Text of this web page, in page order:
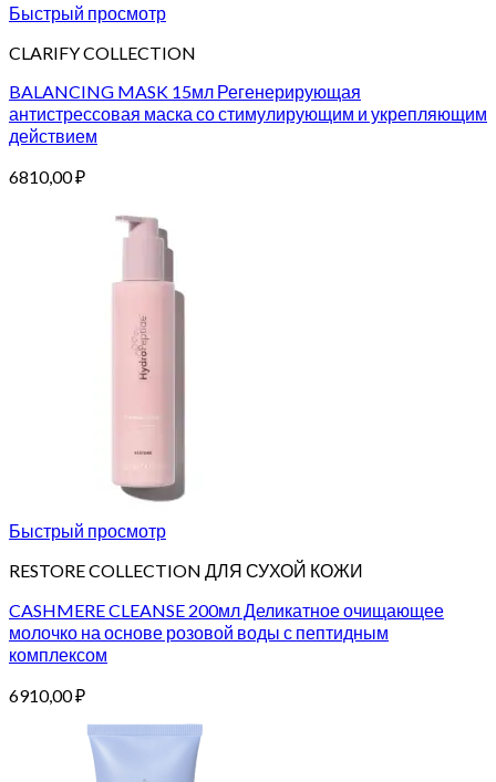
Быстрый просмотр
CLARIFY COLLECTION
BALANCING MASK 15мл Регенерирующая
антистрессовая маска со стимулирующим и укрепляющим
действием
6810,00₽
Быстрый просмотр
RESTORE COLLECTION ДЛЯ СУХОЙ КОЖИ
CASHMERE CLEANSE 200мл Деликатное очищающее
молочко на основе розовой воды с пептидным
комплексом
6910,00₽